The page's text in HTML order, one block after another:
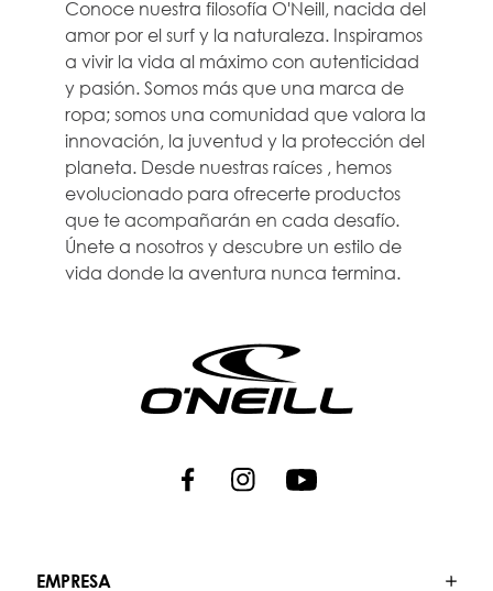
Conoce nuestra filosofía O'Neill, nacida del
amor por el surf y la naturaleza. Inspiramos
a vivir la vida al máximo con autenticidad
y pasión. Somos más que una marca de
ropa; somos una comunidad que valora la
innovación, la juventud y la protección del
planeta. Desde nuestras raíces , hemos
evolucionado para ofrecerte productos
que te acompañarán en cada desafío.
Únete a nosotros y descubre un estilo de
vida donde la aventura nunca termina.
EMPRESA